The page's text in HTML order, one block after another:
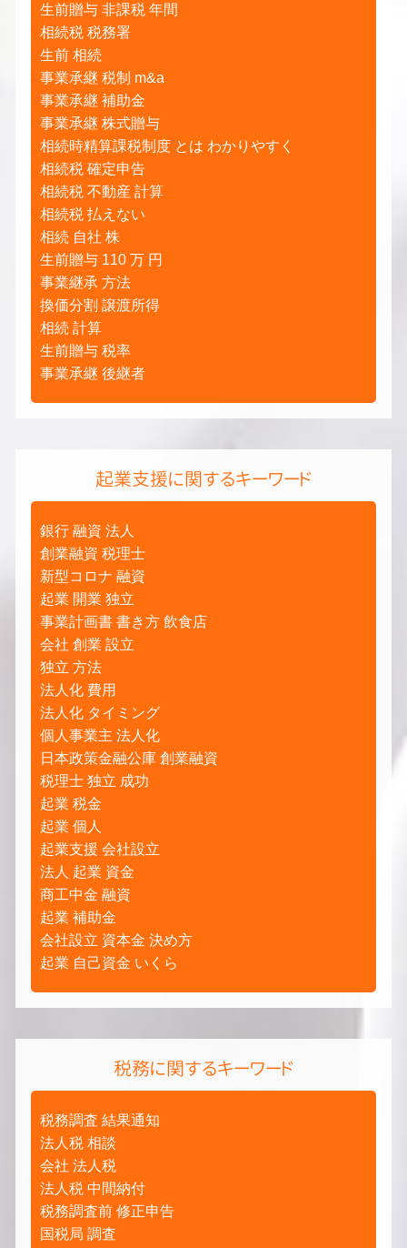
生前贈与 非課税 年間
相続税 税務署
生前 相続
事業承継 税制 m&a
事業承継 補助金
事業承継 株式贈与
相続時精算課税制度 とは わかりやすく
相続税 確定申告
相続税 不動産 計算
相続税 払えない
相続 自社 株
生前贈与 110 万 円
事業継承 方法
換価分割 譲渡所得
相続 計算
生前贈与 税率
事業承継 後継者
起業支援に関するキーワード
銀行 融資 法人
創業融資 税理士
新型コロナ 融資
起業 開業 独立
事業計画書 書き方 飲食店
会社 創業 設立
独立 方法
法人化 費用
法人化 タイミング
個人事業主 法人化
日本政策金融公庫 創業融資
税理士 独立 成功
起業 税金
起業 個人
起業支援 会社設立
法人 起業 資金
商工中金 融資
起業 補助金
会社設立 資本金 決め方
起業 自己資金 いくら
税務に関するキーワード
税務調査 結果通知
法人税 相談
会社 法人税
法人税 中間納付
税務調査前 修正申告
国税局 調査